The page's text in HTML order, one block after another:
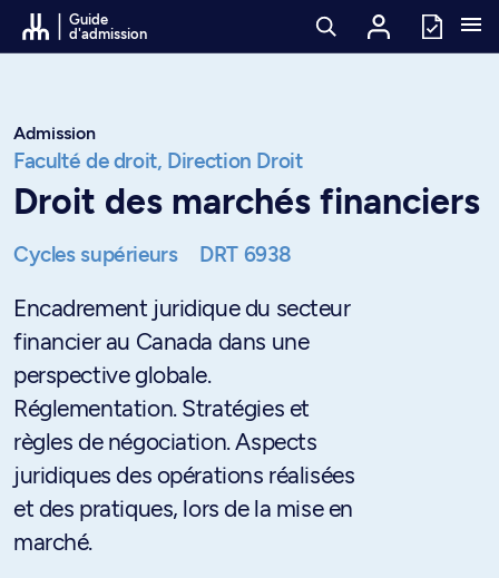
Passer au contenu
Guide
d'admission
Admission
Faculté de droit, Direction Droit
Droit des marchés financiers
Cycles supérieurs DRT 6938
Encadrement juridique du secteur
financier au Canada dans une
perspective globale.
Réglementation. Stratégies et
règles de négociation. Aspects
juridiques des opérations réalisées
et des pratiques, lors de la mise en
marché.